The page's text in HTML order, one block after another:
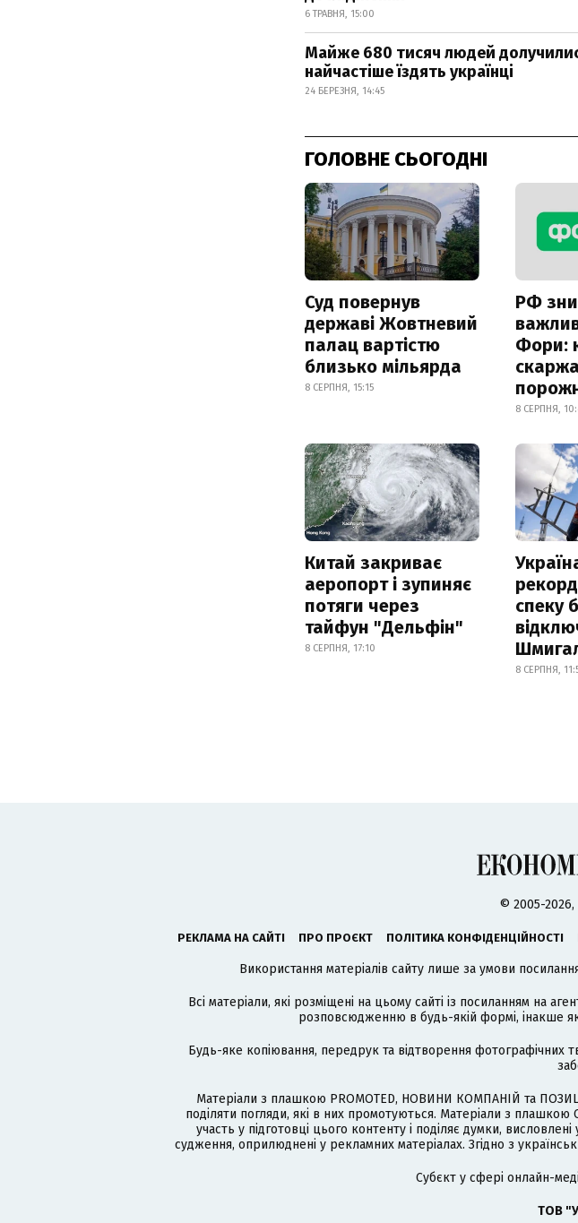
6 ТРАВНЯ, 15:00
Майже 680 тисяч людей
найчастіше їздять українці
24 БЕРЕЗНЯ, 14:45
ГОЛОВНЕ СЬОГОДНІ
Суд повернув
державі Жовтневий
палац вартістю
близько мільярда
8 СЕРПНЯ, 15:15
РФ
Фори:
8 СЕРПНЯ,
Китай закриває
аеропорт і зупиняє
потяги через
тайфун "Дельфін"
8 СЕРПНЯ, 17:10
спеку
8 СЕРПНЯ,
© 2005-
РЕКЛАМА НА САЙТІ ПРО ПРОЄКТ ПОЛІТИКА КОНФІДЕНЦІЙНОСТІ
Використання матеріалів сайту лише за умови
Всі матеріали, які розміщені на цьому сайті із посиланням на
розповсюдженню в будь-якій формі, інакше
Будь-яке копіювання, передрук та відтворення фотографічних
Матеріали з плашкою PROMOTED, НОВИНИ КОМПАНІЙ та
поділяти погляди, які в них промотуються. Матеріали з
участь у підготовці цього контенту і поділяє думки,
судження, оприлюднені у рекламних матеріалах. Згідно з
Cубєкт у сфері онлайн-
ТОВ